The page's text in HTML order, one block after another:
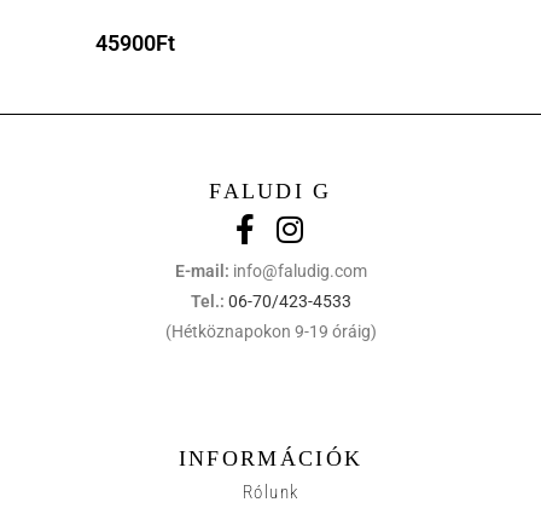
45900Ft
FALUDI G
E-mail: info@faludig.com
Tel.: 06-70/423-4533
(Hétköznapokon 9-19 óráig)
INFORMÁCIÓK
Rólunk